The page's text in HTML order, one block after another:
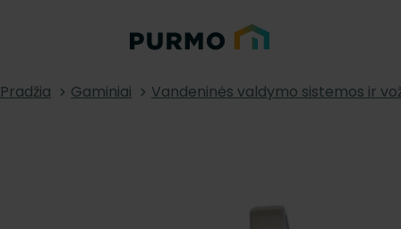
Pradžia Gaminiai Vandeninės valdymo sistemos ir